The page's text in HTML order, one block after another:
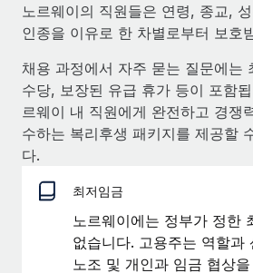
규정 준수 관련 위험에 선제적으로 대
전 세계 IT 장비 제공 및 추적 관리
법인 설립
법인 설립을 빠르고 준법적으로 지원
직원 해외 이전을 간편하게 처리
복리후생
손쉬운 직원 복리후생 관리
블로그
글로벌 급여
EOR 및 PEO
계약자 관리
블로그 둘러보기
노르웨이의 직원들은 연령, 종교,
인종을 이유로 한 차별로부터 보호
채용 과정에서 자주 묻는 질문에는
수당, 보장된 유급 휴가 등이 포함
르웨이 내 직원에게 완전하고 경쟁
수하는 복리후생 패키지를 제공할
다.
최저임금
노르웨이에는 정부가 정한
없습니다. 고용주는 역할과
노조 및 개인과 임금 협상